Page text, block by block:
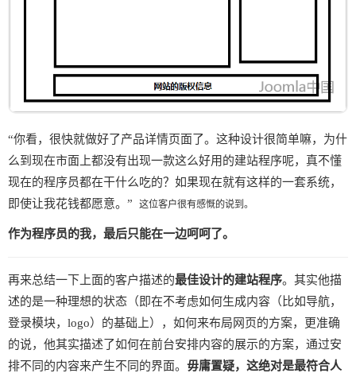
“你看，很快就做好了产品详情页面了。 这种设计很简单嘛，为什
么到现在市面上都没有出现一款这么好用的建站程序呢，真不懂
现在的程序员都在干什么吃的？如果现在就有这样的一套系统，
即使让我花钱都愿意。” 这位客户很有感慨的说到。
作为程序员的我，最后只能在一边呵呵了。
再来总结一下上面的客户描述的最佳设计的建站程序。其实他描
述的是一种理想的状态（即在不考虑如何生成内容（比如导航，
登录模块，logo）的基础上），如何来布局网页的方案，更准确
的说，他其实描述了如何在前台安排内容的展示的方案，通过安
排不同的内容来产生不同的界面。 毋庸置疑，这绝对是最符合人